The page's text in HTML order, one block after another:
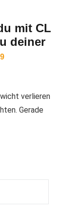
mit CL
deiner
verlieren
Gerade